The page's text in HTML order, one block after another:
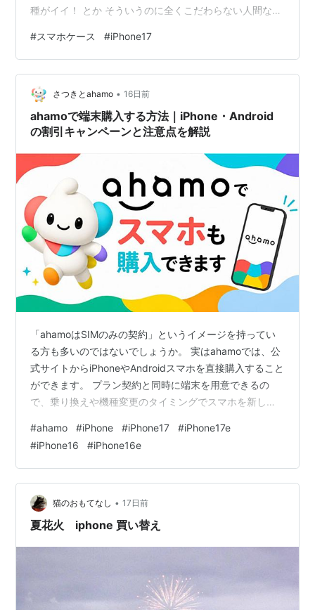
種がイイ！ とか そういうのに全くこだわらない人間なの
切にする」が骨の髄まで染みついてる そこへもってきて
私のおじいちゃんが 大工の棟梁をしてたんですよね。
「物を大切にする」ってことは 小っちゃい時から 当たり
前のように育てられまして。 一度買ったものは なかなか
壊れへん（笑） だから スマホも ６年使ってても 毎日元
気…
#スマホケース #iPhone17
さつきとahamo • 16日前
ahamoで端末購入する方法｜iPhone・Android
の割引キャンペーンと注意点を解説
「ahamoはSIMのみの契約」というイメージを持ってい
る方も多いのではないでしょうか。 実はahamoでは、公
式サイトからiPhoneやAndroidスマホを直接購入すること
ができます。 プラン契約と同時に端末を用意できるの
で、乗り換えや機種変更のタイミングでスマホを新しく
入できる端末のラインナップと、購入時に活用したい割
引・キャンペーン、購入の流れについてまとめます。 ＼
約2年後に端末返却も選べる／いつでもカエドキプログラ
ム 乗り換えキャンペーンの対象機種はこちら ahamoで端
末購入ができる場面 ahamoで購入できる端末ラインナ
ッ…
#ahamo #iPhone #iPhone17 #iPhone17e
#iPhone16 #iPhone16e
猫のおもてなし • 17日前
夏花火 iphone 買い替え